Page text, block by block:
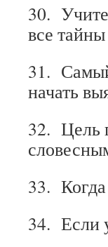
30.
все
31.
начать
32. Цель
33. Когда
34. Если